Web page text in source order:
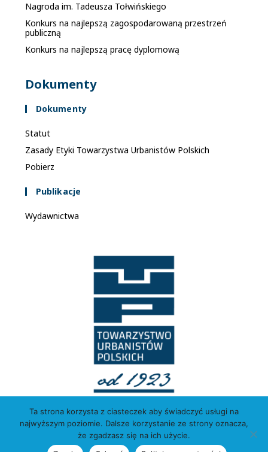
Nagroda im. Tadeusza Tołwińskiego
Konkurs na najlepszą zagospodarowaną przestrzeń
publiczną
Konkurs na najlepszą pracę dyplomową
Dokumenty
Dokumenty
Statut
Zasady Etyki Towarzystwa Urbanistów Polskich
Pobierz
Publikacje
Wydawnictwa
Ta strona korzysta z ciasteczek aby świadczyć usługi na
najwyższym poziomie. Dalsze korzystanie ze strony oznacza,
że zgadzasz się na ich użycie.